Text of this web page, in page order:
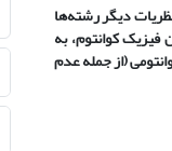
دیگر رشته‌ها
کوانتوم، به
(از جمله عدم